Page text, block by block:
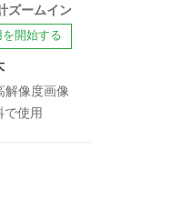
ズームイン
開始する
解像度画像
で使用